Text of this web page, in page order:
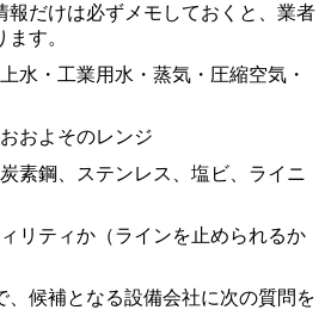
報だけは必ずメモしておくと、業者
す。
水・工業用水・蒸気・圧縮空気・
およそのレンジ
素鋼、ステンレス、塩ビ、ライニ
リティか（ラインを止められるか
、候補となる設備会社に次の質問を